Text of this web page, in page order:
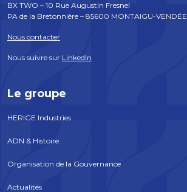
BX TWO – 10 Rue Augustin Fresnel
PA de la Bretonnière – 85600 MONTAIGU-VENDÉE
Nous contacter
Nous suivre sur LinkedIn
Le groupe
HERIGE Industries
ADN & Histoire
Organisation de la Gouvernance
Actualités